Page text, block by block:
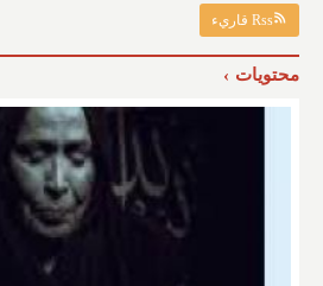
Rss قاريء
محتويات